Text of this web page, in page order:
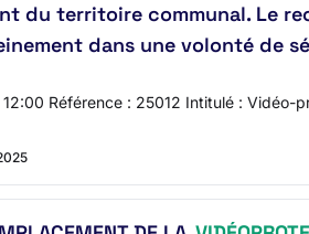
du territoire communal. Le
dans une volonté de
Référence : 25012 Intitulé :